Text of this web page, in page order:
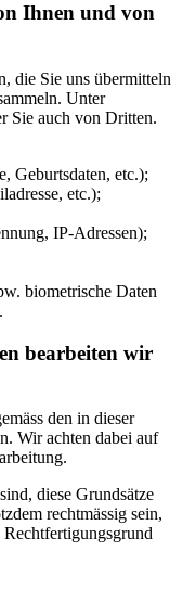
Ihnen und von
die Sie uns übermitteln
Unter
Sie auch von Dritten.
Geburtsdaten, etc.);
etc.);
IP-Adressen);
biometrische Daten
bearbeiten wir
den in dieser
Wir achten dabei auf
diese Grundsätze
rechtmässig sein,